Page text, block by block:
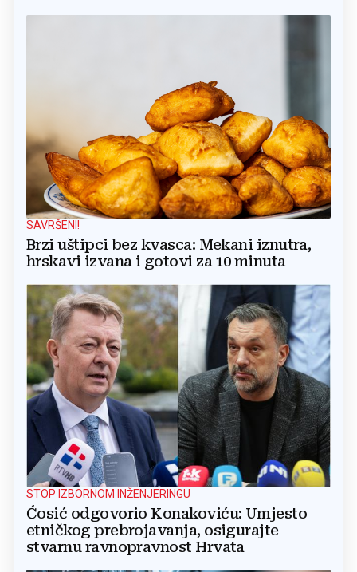
SAVRŠENI!
Brzi uštipci bez kvasca: Mekani iznutra,
hrskavi izvana i gotovi za 10 minuta
STOP IZBORNOM INŽENJERINGU
Ćosić odgovorio Konakoviću: Umjesto
etničkog prebrojavanja, osigurajte
stvarnu ravnopravnost Hrvata